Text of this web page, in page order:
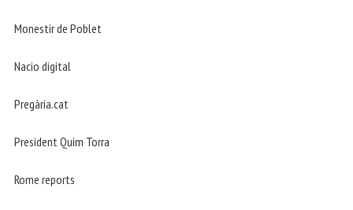
Monestir de Poblet
Nacio digital
Pregària.cat
President Quim Torra
Rome reports